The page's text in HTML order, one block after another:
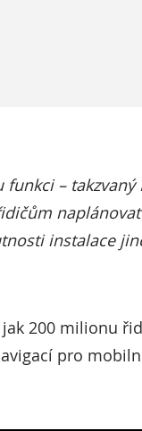
– takzvaný
instalace
200 milionu
pro